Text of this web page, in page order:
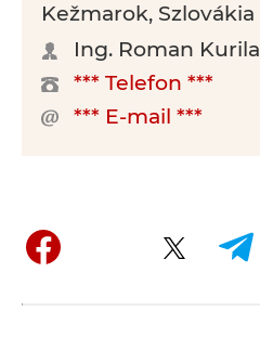
Kežmarok, Szlovákia
Ing. Roman Kurila
*** Telefon ***
*** E-mail ***